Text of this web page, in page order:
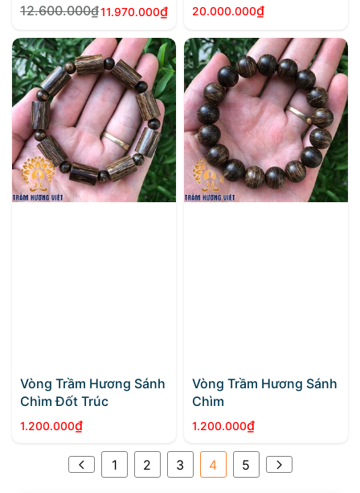
12.600.000₫
Giá
gốc
là:
12.600.000₫.
11.970.000₫
Giá
hiện
tại
là:
11.970.000₫.
20.000.000₫
Vòng Trầm Hương Sánh
Chìm Đốt Trúc
1.200.000₫
Vòng Trầm Hương Sánh
Chìm
1.200.000₫
1 2 3 4 5